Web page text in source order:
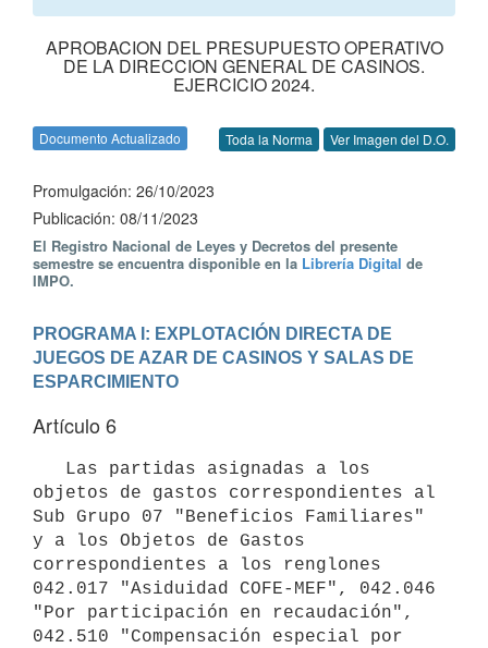
APROBACION DEL PRESUPUESTO OPERATIVO
DE LA DIRECCION GENERAL DE CASINOS.
EJERCICIO 2024.
Documento Actualizado Toda la Norma Ver Imagen del D.O.
Promulgación: 26/10/2023
Publicación: 08/11/2023
El Registro Nacional de Leyes y Decretos del presente
semestre se encuentra disponible en la Librería Digital de
IMPO.
PROGRAMA I: EXPLOTACIÓN DIRECTA DE
JUEGOS DE AZAR DE CASINOS Y SALAS DE
ESPARCIMIENTO
Artículo 6
objetos de gastos correspondientes al
Sub Grupo 07 "Beneficios Familiares"
y a los Objetos de Gastos
correspondientes a los renglones
042.017 "Asiduidad COFE-MEF", 042.046
"Por participación en recaudación",
042.510 "Compensación especial por